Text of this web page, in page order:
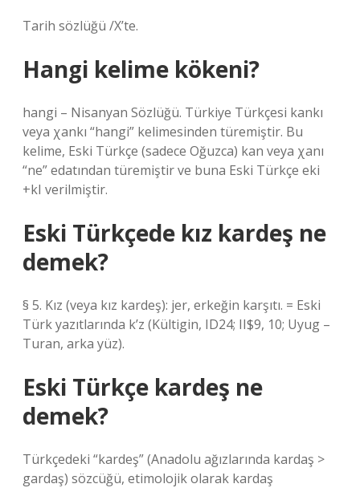
Tarih sözlüğü /X’te.
Hangi kelime kökeni?
hangi – Nisanyan Sözlüğü. Türkiye Türkçesi kankı
veya χankı “hangi” kelimesinden türemiştir. Bu
kelime, Eski Türkçe (sadece Oğuzca) kan veya χanı
“ne” edatından türemiştir ve buna Eski Türkçe eki
+kI verilmiştir.
Eski Türkçede kız kardeş ne
demek?
§ 5. Kız (veya kız kardeş): jer, erkeğin karşıtı. = Eski
Türk yazıtlarında k’z (Kültigin, ID24; II$9, 10; Uyug –
Turan, arka yüz).
Eski Türkçe kardeş ne
demek?
Türkçedeki “kardeş” (Anadolu ağızlarında kardaş >
gardaş) sözcüğü, etimolojik olarak kardaş